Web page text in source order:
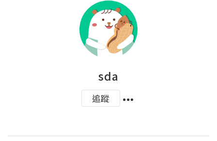
sda
追蹤